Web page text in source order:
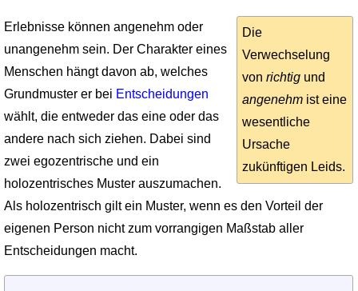
Die
Verwechselung
vonrichtig und
angenehm ist eine
wesentliche
Ursache
zukünftigen Leids.
Erlebnisse können angenehm oder
unangenehm sein. Der Charakter eines
Menschen hängt davon ab, welches
Grundmuster er bei Entscheidungen
wählt, die entweder das eine oder das
andere nach sich ziehen. Dabei sind
zwei egozentrische und ein
holozentrisches Muster auszumachen.
Als holozentrisch gilt ein Muster, wenn es den Vorteil der
eigenen Person nicht zum vorrangigen Maßstab aller
Entscheidungen macht.